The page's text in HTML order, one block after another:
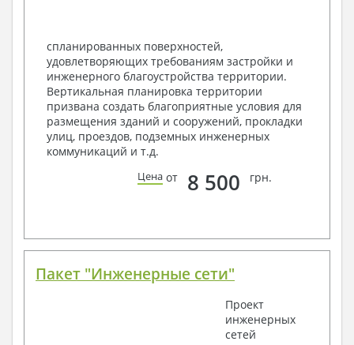
Архитектурные узлы в конструкциях
2. Конструктивный раздел:
Общие данные по проекту
Схемы расположения и расчеты фундаментов
Элементы каркаса – схемы расположения
Схема расположения перекрытий
Опоры перекрытия на стены или Узлы
Элементы кровли – схемы расположения
3. Инженерный раздел (приобретается по желанию
за дополнительную плату):
Условные обозначения с общими данными
Поэтажная система водоснабжения и
спланированных поверхностей,
удовлетворяющих требованиям застройки и
инженерного благоустройства территории.
Вертикальная планировка территории
призвана создать благоприятные условия для
размещения зданий и сооружений, прокладки
улиц, проездов, подземных инженерных
коммуникаций и т.д.
Цена от 8 500 грн.
Пакет "Инженерные сети"
Проект
инженерных
сетей